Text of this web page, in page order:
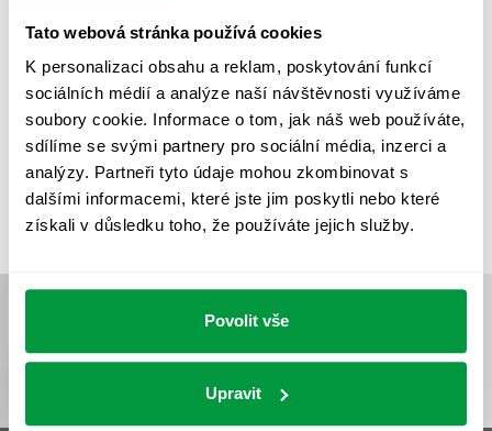
Tato webová stránka používá cookies
K personalizaci obsahu a reklam, poskytování funkcí
sociálních médií a analýze naší návštěvnosti využíváme
soubory cookie. Informace o tom, jak náš web používáte,
sdílíme se svými partnery pro sociální média, inzerci a
analýzy. Partneři tyto údaje mohou zkombinovat s
dalšími informacemi, které jste jim poskytli nebo které
získali v důsledku toho, že používáte jejich služby.
Povolit vše
Upravit
VÝPOČET OSVĚTLENÍ VÝPOČET ZASTÍNĚNÍ
VÝPOČTY A NÁVRHY
ZKOUŠKY NOUZOVÉHO OSVĚTLENÍ